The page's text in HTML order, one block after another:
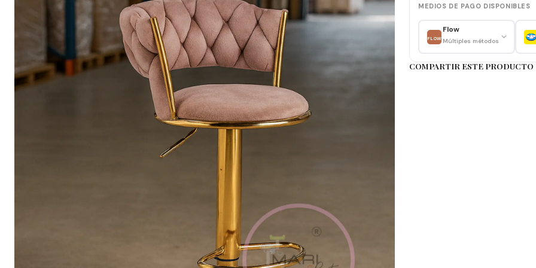
Si necesitas conocer
cualquier otra
MEDIOS DE PAGO DISPONIBLES
FLOW
Flow
Múltiples métodos
COMPARTIR ESTE PRODUCTO